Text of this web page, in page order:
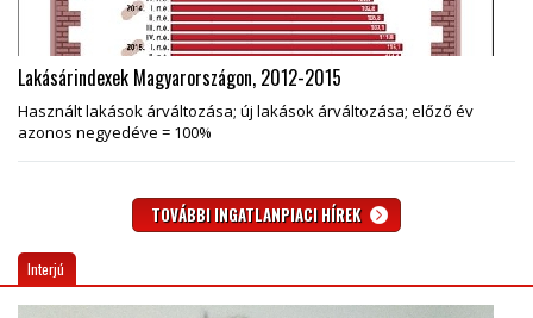
Lakásárindexek Magyarországon, 2012-2015
Használt lakások árváltozása; új lakások árváltozása; előző év
azonos negyedéve = 100%
TOVÁBBI INGATLANPIACI HÍREK
Interjú